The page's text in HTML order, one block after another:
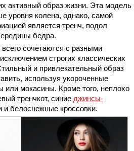
активный образ жизни. Эта модель
уровня колена, однако, самой
является тренч, подол
бедра.
сочетаются с разными
строгих классических
и привлекательный образ
используя укороченные
мокасины. Кроме того, неплохо
тренчкот, синие джинсы-
и белоснежные кроссовки.